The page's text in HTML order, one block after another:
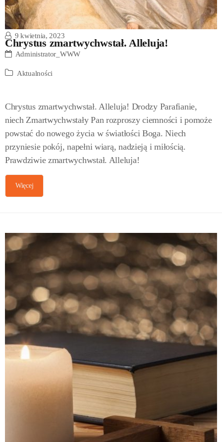
Chrystus zmartwychwstał. Alleluja!
9 kwietnia, 2023
Administrator_WWW
Aktualności
Chrystus zmartwychwstał. Alleluja! Drodzy Parafianie,
niech Zmartwychwstały Pan rozproszy ciemności i pomoże
powstać do nowego życia w światłości Boga. Niech
przyniesie pokój, napełni wiarą, nadzieją i miłością.
Prawdziwie zmartwychwstał. Alleluja!
Więcej